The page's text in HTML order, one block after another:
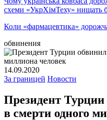
схеми «УкрХімТеху» нищать
Коли «фармацевтика» дорожча
обвинения
14.09.2020
За границей Новости
Президент
в смерти одного